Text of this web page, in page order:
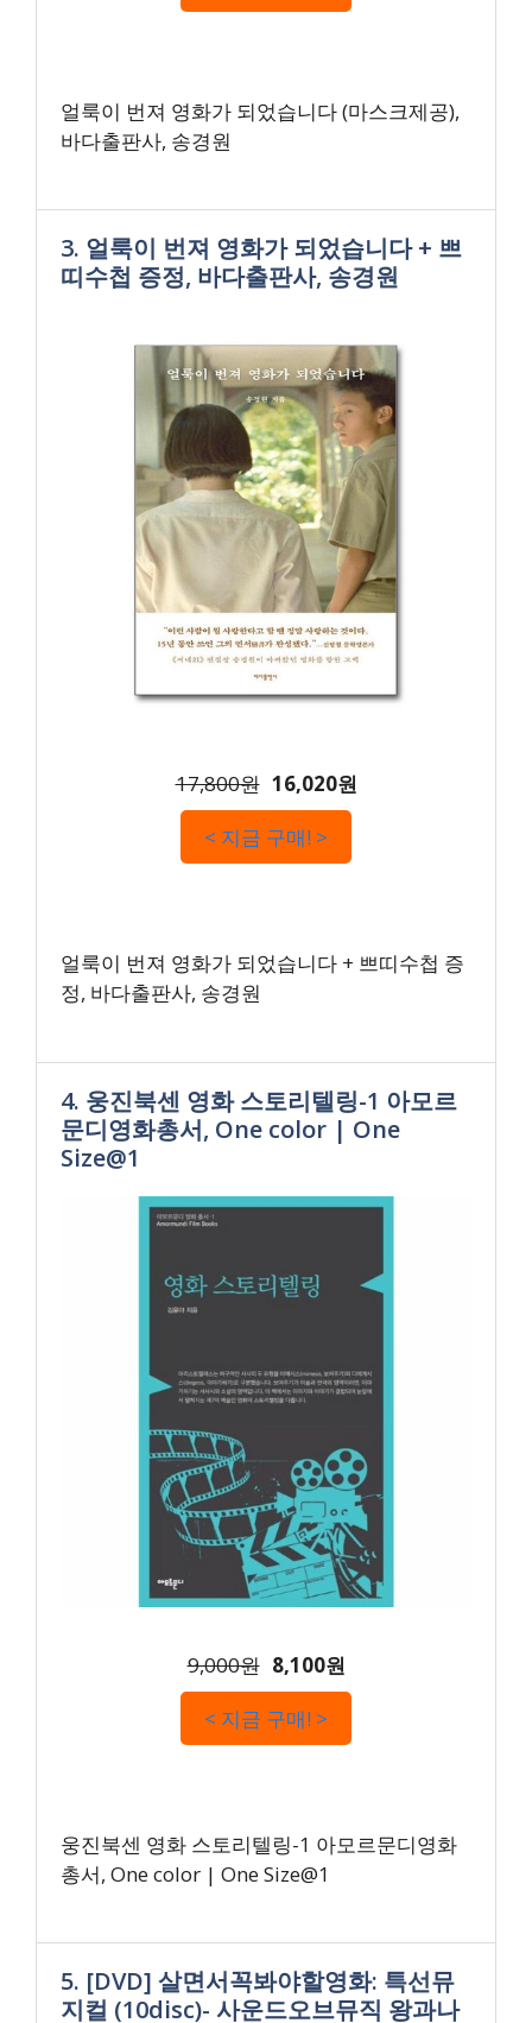
얼룩이 번져 영화가 되었습니다 (마스크제공),
바다출판사, 송경원
3. 얼룩이 번져 영화가 되었습니다 + 쁘
띠수첩 증정, 바다출판사, 송경원
17,800원 16,020원
< 지금 구매! >
얼룩이 번져 영화가 되었습니다 + 쁘띠수첩 증
정, 바다출판사, 송경원
4. 웅진북센 영화 스토리텔링-1 아모르
문디영화총서, One color | One
Size@1
9,000원 8,100원
< 지금 구매! >
웅진북센 영화 스토리텔링-1 아모르문디영화
총서, One color | One Size@1
5. [DVD] 살면서꼭봐야할영화: 특선뮤
지컬 (10disc)- 사운드오브뮤직 왕과나